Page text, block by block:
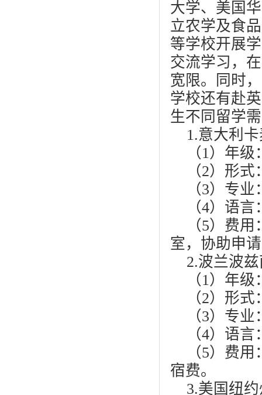
大学、美国
立农学及食
等学校开展
交流学习，
宽限。同时
学校还有赴
生不同留学
1.意大利
（1）年
（2）形
（3）专
（4）语
（5）费
室，协助申
2.波兰波
（1）年
（2）形
（3）专
（4）语
（5）费
宿费。
3.美国纽